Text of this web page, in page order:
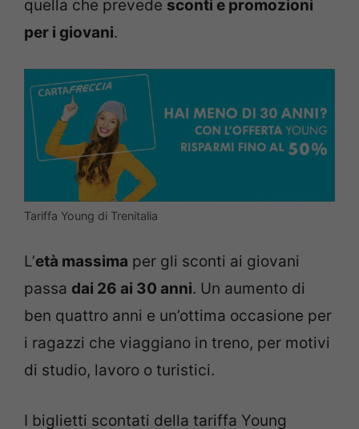
quella che prevede sconti e promozioni
per i giovani.
Tariffa Young di Trenitalia
L’età massima per gli sconti ai giovani
passa dai 26 ai 30 anni. Un aumento di
ben quattro anni e un’ottima occasione per
i ragazzi che viaggiano in treno, per motivi
di studio, lavoro o turistici.
I biglietti scontati della tariffa Young